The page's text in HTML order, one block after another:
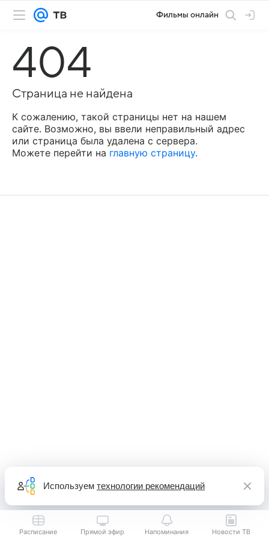
Фильмы онлайн
404
Страница не найдена
К сожалению, такой страницы нет на нашем
сайте. Возможно, вы ввели неправильный адрес
или страница была удалена с сервера.
Можете перейти на главную страницу.
Расписание Прямой эфир Напоминания Новости ТВ
Используем технологии рекомендаций